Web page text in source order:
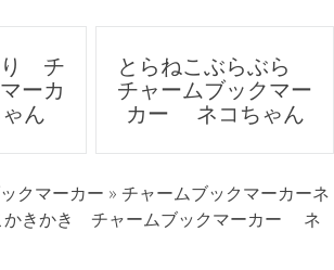
り チ
ーカ
ん
とらねこぶらぶら
チャームブックマー
カー ネコちゃん
クマーカー » チャームブックマーカーネ
かきかき チャームブックマーカー ネ